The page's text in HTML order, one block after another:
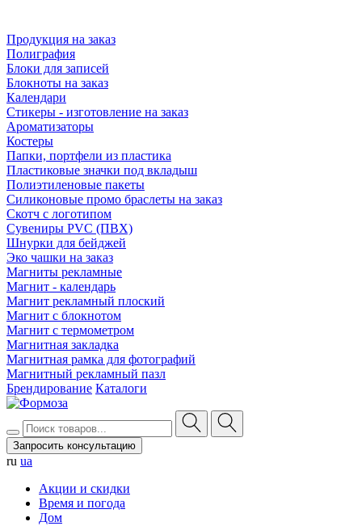
Продукция на заказ
Полиграфия
Блоки для записей
Блокноты на заказ
Календари
Стикеры - изготовление на заказ
Ароматизаторы
Костеры
Папки, портфели из пластика
Пластиковые значки под вкладыш
Полиэтиленовые пакеты
Силиконовые промо браслеты на заказ
Скотч с логотипом
Сувениры PVC (ПВХ)
Шнурки для бейджей
Эко чашки на заказ
Магниты рекламные
Магнит - календарь
Магнит рекламный плоский
Магнит с блокнотом
Магнит с термометром
Магнитная закладка
Магнитная рамка для фотографий
Магнитный рекламный пазл
Брендирование Каталоги
Запросить консультацию
ru ua
Акции и скидки
Время и погода
Дом